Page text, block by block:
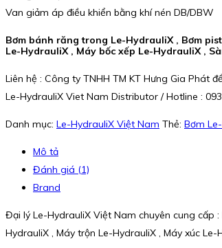
Van giảm áp điều khiển bằng khí nén DB/DBW
Bơm bánh răng trong Le-HydrauliX , Bơm
Le-HydrauliX , Máy bốc xếp Le-HydrauliX ,
Liên hệ : Công ty TNHH TM KT Hưng Gia Phát
Le-HydrauliX Viet Nam Distributor / Hotline :
Danh mục: Le-HydrauliX Việt Nam Thẻ: Bơm
Mô tả
Đánh giá (1)
Brand
Đại lý Le-HydrauliX Việt Nam chuyên cung cấp
HydrauliX , Máy trộn Le-HydrauliX , Máy xúc